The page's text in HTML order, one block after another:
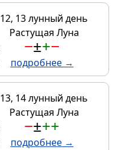
12, 13 лунный день
Растущая Луна
−±+−
подробнее →
13, 14 лунный день
Растущая Луна
−±++
подробнее →